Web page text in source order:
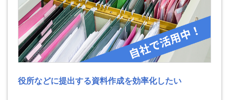
役所などに提出する資料作成を効率化したい